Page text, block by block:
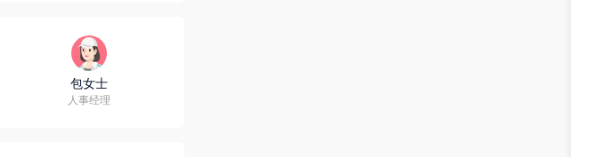
包女士
人事经理